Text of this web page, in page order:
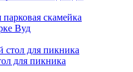
скамейка
Вуд
стол для пикника
для пикника